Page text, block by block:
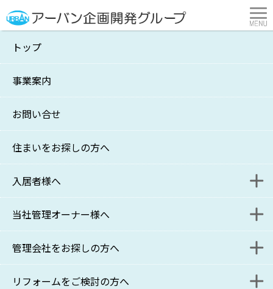
トップ
事業案内
お問い合せ
住まいをお探しの方へ
入居者様へ
入居者様連絡フォーム
更新・退去に関するお問い合わせフォーム
入居者様解約受付フォーム
当社管理オーナー様へ
家主様WEB
管理会社をお探しの方へ
管理をご検討の方へ
リフォームをご検討の方へ
「大常識」
「大常識」